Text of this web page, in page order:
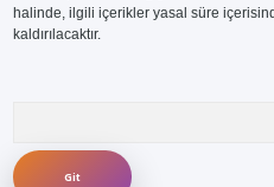
halinde, ilgili içerikler yasal süre
kaldırılacaktır.